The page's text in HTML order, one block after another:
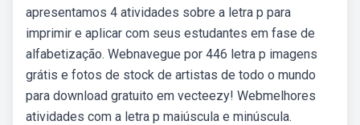
apresentamos 4 atividades sobre a letra p para
imprimir e aplicar com seus estudantes em fase de
alfabetização. Webnavegue por 446 letra p imagens
grátis e fotos de stock de artistas de todo o mundo
para download gratuito em vecteezy! Webmelhores
atividades com a letra p maiúscula e minúscula.